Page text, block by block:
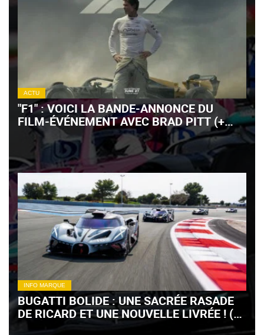
ACTU
"F1" : VOICI LA BANDE-ANNONCE DU
FILM-ÉVÉNEMENT AVEC BRAD PITT (+
VIDÉO)
INFO MARQUE
BUGATTI BOLIDE : UNE SACRÉE RASADE
DE RICARD ET UNE NOUVELLE LIVRÉE ! (+
VIDÉO)